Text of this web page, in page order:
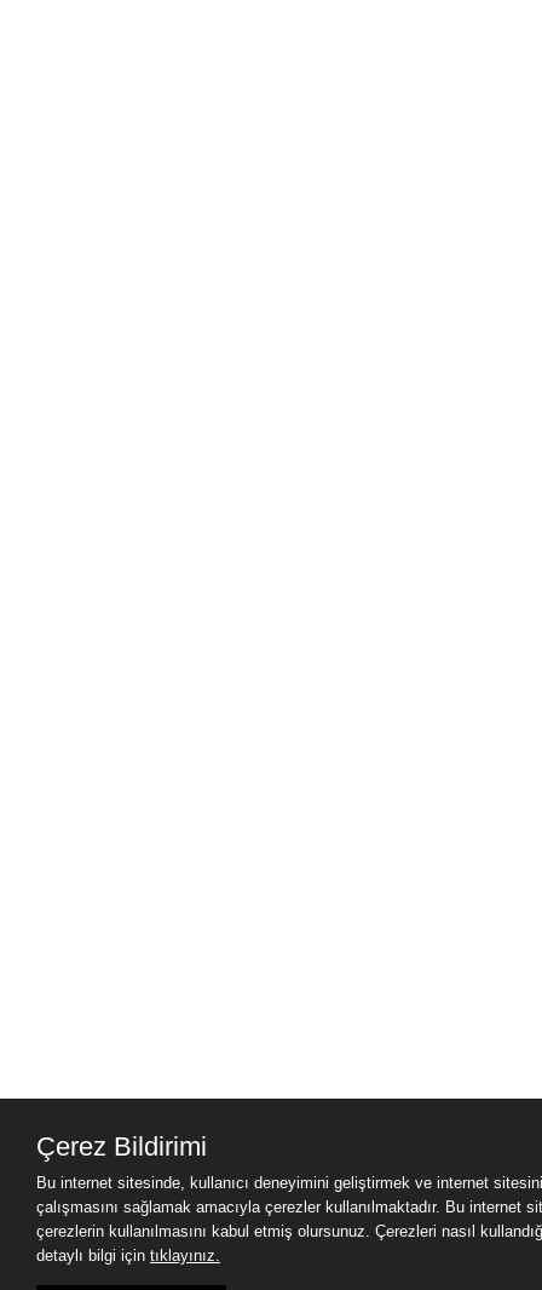
Çerez Bildirimi
Bu internet sitesinde, kullanıcı deneyimini geliştirmek ve internet
çalışmasını sağlamak amacıyla çerezler kullanılmaktadır. Bu internet
çerezlerin kullanılmasını kabul etmiş olursunuz. Çerezleri nasıl
detaylı bilgi için tıklayınız.